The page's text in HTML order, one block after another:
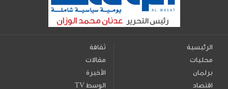
الرئيسية
محليات
برلمان
اقتصاد
ثقافة
مقالات
الأخيرة
TV الوسط